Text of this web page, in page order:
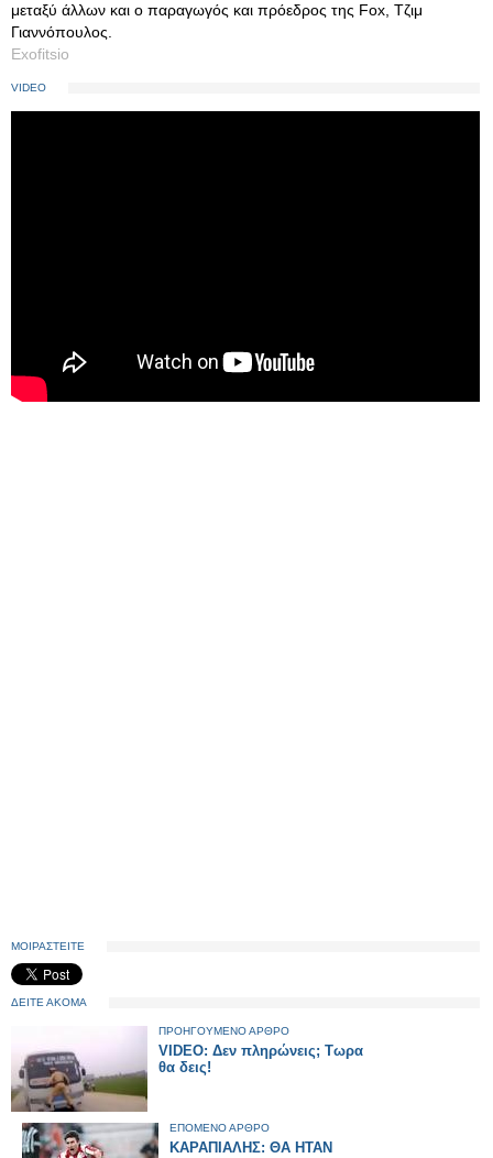
μεταξύ άλλων και ο παραγωγός και πρόεδρος της Fox, Τζιμ
Γιαννόπουλος.
Exofitsio
VIDEO
ΜΟΙΡΑΣΤΕΙΤΕ
ΔΕΙΤΕ ΑΚΟΜΑ
ΠΡΟΗΓΟΥΜΕΝΟ ΑΡΘΡΟ
VIDEO: Δεν πληρώνεις; Tωρα
θα δεις!
ΕΠΟΜΕΝΟ ΑΡΘΡΟ
ΚΑΡΑΠΙΑΛΗΣ: ΘΑ ΗΤΑΝ